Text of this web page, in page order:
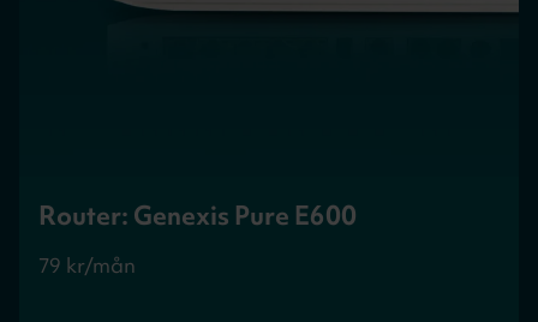
Router: Genexis Pure E600
79 kr/mån